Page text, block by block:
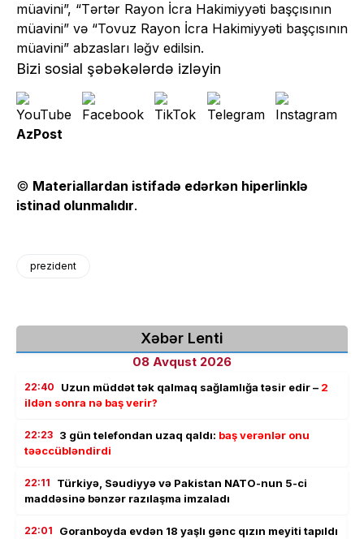
müavini”, “Tərtər Rayon İcra Hakimiyyəti başçısının
müavini” və “Tovuz Rayon İcra Hakimiyyəti başçısının
müavini” abzasları ləğv edilsin.
Bizi sosial şəbəkələrdə izləyin
AzPost
© Materiallardan istifadə edərkən hiperlinklə
istinad olunmalıdır.
prezident
Xəbər Lenti
08 Avqust 2026
22:40 Uzun müddət tək qalmaq sağlamlığa təsir edir – 2
ildən sonra nə baş verir?
22:23 3 gün telefondan uzaq qaldı: baş verənlər onu
təəccübləndirdi
22:11
Türkiyə, Səudiyyə və Pakistan NATO-nun 5-ci
maddəsinə bənzər razılaşma imzaladı
22:01 Goranboyda evdən 18 yaşlı gənc qızın meyiti tapıldı